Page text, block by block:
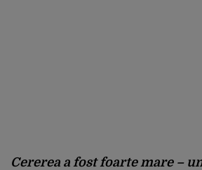
Cererea a fost foarte mare –